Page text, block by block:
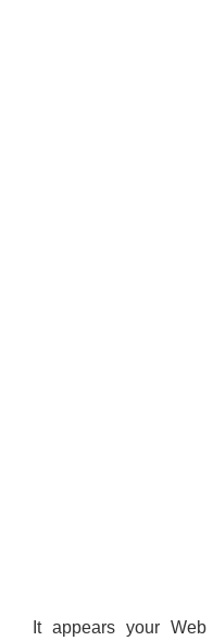
It appears your